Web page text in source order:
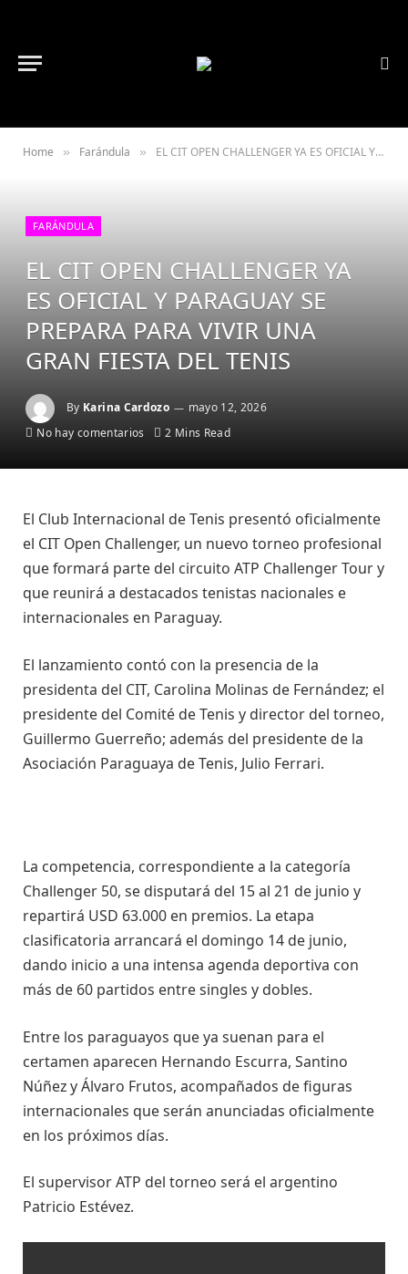
Home » Farándula » EL CIT OPEN CHALLENGER YA ES OFICIAL Y PARAGUAY SE PREPARA PARA VIVIR UNA GRAN FIESTA DEL TENIS
FARÁNDULA
EL CIT OPEN CHALLENGER YA
ES OFICIAL Y PARAGUAY SE
PREPARA PARA VIVIR UNA
GRAN FIESTA DEL TENIS
By Karina Cardozo
mayo 12, 2026
No hay comentarios
2 Mins Read
El Club Internacional de Tenis presentó oficialmente
el CIT Open Challenger, un nuevo torneo profesional
que formará parte del circuito ATP Challenger Tour y
que reunirá a destacados tenistas nacionales e
internacionales en Paraguay.
El lanzamiento contó con la presencia de la
presidenta del CIT, Carolina Molinas de Fernández; el
presidente del Comité de Tenis y director del torneo,
Guillermo Guerreño; además del presidente de la
Asociación Paraguaya de Tenis, Julio Ferrari.
La competencia, correspondiente a la categoría
Challenger 50, se disputará del 15 al 21 de junio y
repartirá USD 63.000 en premios. La etapa
clasificatoria arrancará el domingo 14 de junio,
dando inicio a una intensa agenda deportiva con
más de 60 partidos entre singles y dobles.
Entre los paraguayos que ya suenan para el
certamen aparecen Hernando Escurra, Santino
Núñez y Álvaro Frutos, acompañados de figuras
internacionales que serán anunciadas oficialmente
en los próximos días.
El supervisor ATP del torneo será el argentino
Patricio Estévez.